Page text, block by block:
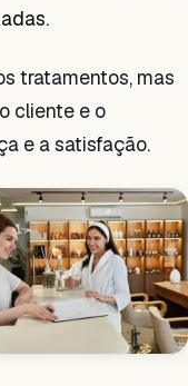
tratamentos, mas
cliente e o
e a satisfação.